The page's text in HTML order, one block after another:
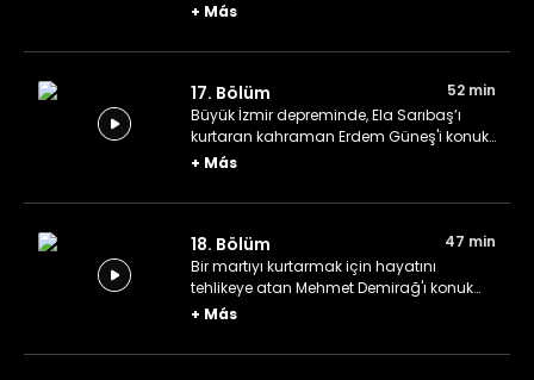
Recep Evran'ı ağırlıyoruz.
+ Más
17. Bölüm
52 min
Büyük İzmir depreminde, Ela Sarıbaş’ı
kurtaran kahraman Erdem Güneş'i konuk
ediyoruz.
+ Más
18. Bölüm
47 min
Bir martıyı kurtarmak için hayatını
tehlikeye atan Mehmet Demirağ'ı konuk
ediyoruz.
+ Más